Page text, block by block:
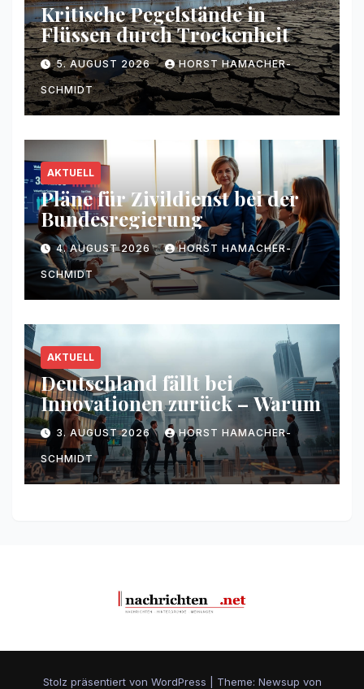
Kritische Pegelstände in
Flüssen durch Trockenheit
5. AUGUST 2026 HORST HAMACHER-
SCHMIDT
AKTUELL
Pläne für Zivildienst bei der
Bundesregierung
4. AUGUST 2026 HORST HAMACHER-
SCHMIDT
AKTUELL
Deutschland fällt bei
Innovationen zurück – Warum
3. AUGUST 2026 HORST HAMACHER-
SCHMIDT
Stolz präsentiert von WordPress Theme: Newsup von